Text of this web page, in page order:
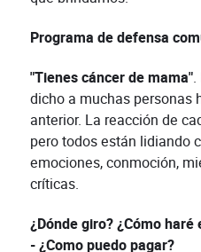
Programa de defensa
"Tienes cáncer de mama".
dicho a muchas personas
anterior. La reacción de
pero todos están lidiando
emociones, conmoción,
críticas.
¿Dónde giro? ¿Cómo haré
- ¿Como puedo pagar?